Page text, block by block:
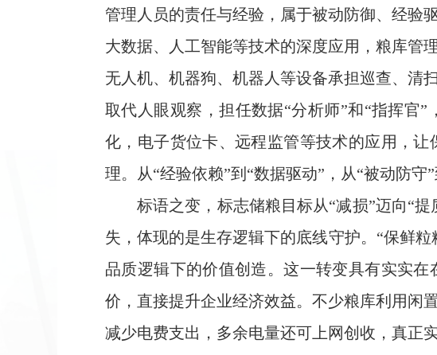
管理人员的责任与经验，属于被动防御、经验
大数据、人工智能等技术的深度应用，粮库管
无人机、机器狗、机器人等设备承担巡查、清
取代人眼观察，担任数据“分析师”和“指挥官
化，电子货位卡、远程监管等技术的应用，
理。从“经验依赖”到“数据驱动”，从“被动防守
标语之变，标志储粮目标从“减损”迈向“
失，体现的是生存逻辑下的底线守护。“保鲜
品质逻辑下的价值创造。这一转变具有实实
价，直接提升企业经济效益。不少粮库利用闲
减少电费支出，多余电量还可上网创收，真正